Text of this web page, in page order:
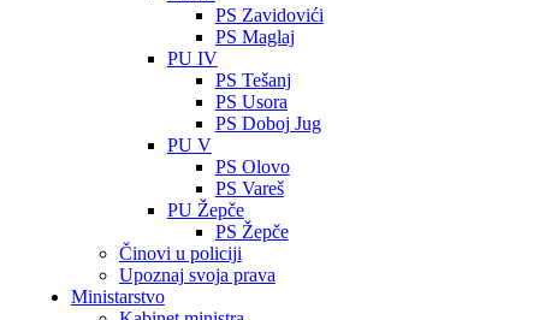
PS Zavidovići
PS Maglaj
PU IV
PS Tešanj
PS Usora
PS Doboj Jug
PU V
PS Olovo
PS Vareš
PU Žepče
PS Žepče
Činovi u policiji
Upoznaj svoja prava
Ministarstvo